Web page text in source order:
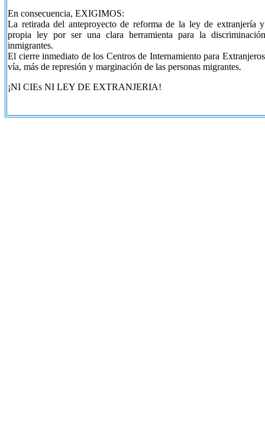
En consecuencia, EXIGIMOS:
La retirada del anteproyecto de reforma de la ley de extranjería
propia ley por ser una clara herramienta para la
inmigrantes.
El cierre inmediato de los Centros de Internamiento para
vía, más de represión y marginación de las personas migrantes.
¡NI CIEs NI LEY DE EXTRANJERIA!